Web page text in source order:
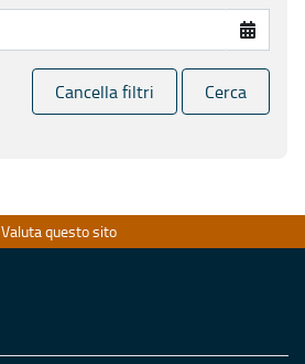
Cancella filtri Cerca
Valuta questo sito